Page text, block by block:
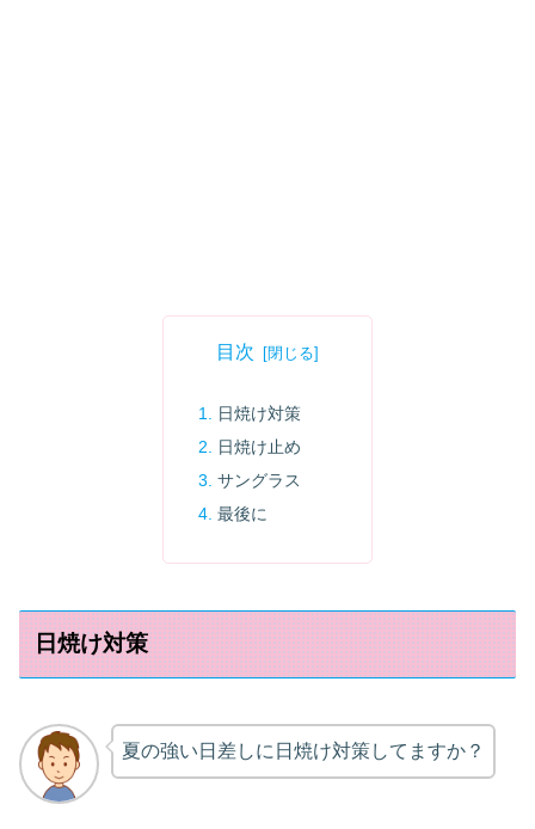
目次
日焼け対策
日焼け止め
サングラス
最後に
日焼け対策
夏の強い日差しに日焼け対策してますか？